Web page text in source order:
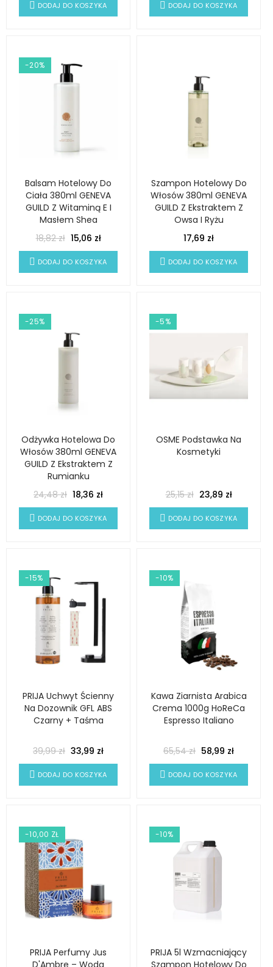
DODAJ DO KOSZYKA DODAJ DO KOSZYKA
-20%
Balsam Hotelowy Do
Ciała 380ml GENEVA
GUILD Z Witaminą E I
Masłem Shea
18,82 zł 15,06 zł
DODAJ DO KOSZYKA
Szampon Hotelowy Do
Włosów 380ml GENEVA
GUILD Z Ekstraktem Z
Owsa I Ryżu
17,69 zł
DODAJ DO KOSZYKA
-25%
Odżywka Hotelowa Do
Włosów 380ml GENEVA
GUILD Z Ekstraktem Z
Rumianku
24,48 zł 18,36 zł
DODAJ DO KOSZYKA
-5%
OSME Podstawka Na
Kosmetyki
25,15 zł 23,89 zł
DODAJ DO KOSZYKA
-15%
PRIJA Uchwyt Ścienny
Na Dozownik GFL ABS
Czarny + Taśma
39,99 zł 33,99 zł
DODAJ DO KOSZYKA
-10%
Kawa Ziarnista Arabica
Crema 1000g HoReCa
Espresso Italiano
65,54 zł 58,99 zł
DODAJ DO KOSZYKA
-10,00 ZŁ
PRIJA Perfumy Jus
-10%
PRIJA 5l Wzmacniający